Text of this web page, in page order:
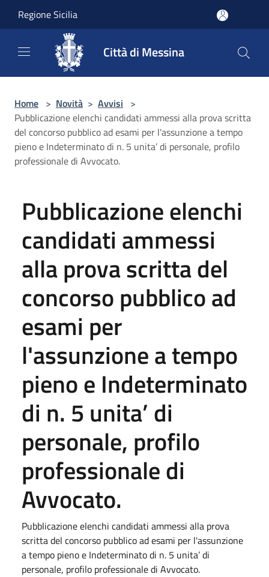
Regione Sicilia
Città di Messina
Home > Novità > Avvisi >
Pubblicazione elenchi candidati ammessi alla prova scritta
del concorso pubblico ad esami per l'assunzione a tempo
pieno e Indeterminato di n. 5 unita’ di personale, profilo
professionale di Avvocato.
Pubblicazione elenchi
candidati ammessi
alla prova scritta del
concorso pubblico ad
esami per
l'assunzione a tempo
pieno e Indeterminato
di n. 5 unita’ di
personale, profilo
professionale di
Avvocato.
Pubblicazione elenchi candidati ammessi alla prova
scritta del concorso pubblico ad esami per l'assunzione
a tempo pieno e Indeterminato di n. 5 unita’ di
personale, profilo professionale di Avvocato.